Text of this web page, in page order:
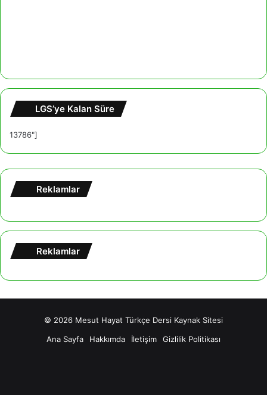
LGS’ye Kalan Süre
13786"]
Reklamlar
Reklamlar
© 2026 Mesut Hayat Türkçe Dersi Kaynak Sitesi
Ana Sayfa
Hakkımda İletişim Gizlilik Politikası